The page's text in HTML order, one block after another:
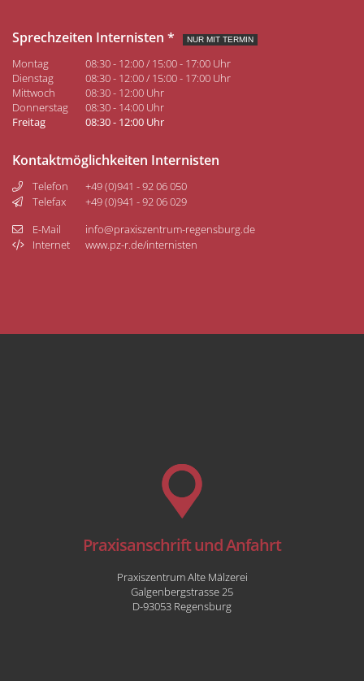
Sprechzeiten Internisten * NUR MIT TERMIN
Montag
08:30 - 12:00 / 15:00 - 17:00 Uhr
Dienstag
08:30 - 12:00 / 15:00 - 17:00 Uhr
Mittwoch
08:30 - 12:00 Uhr
Donnerstag
08:30 - 14:00 Uhr
Freitag
08:30 - 12:00 Uhr
Kontaktmöglichkeiten Internisten
Telefon
+49 (0)941 - 92 06 050
Telefax
+49 (0)941 - 92 06 029
E-Mail
info@praxiszentrum-regensburg.de
Internet
www.pz-r.de/internisten
Praxisanschrift und Anfahrt
Praxiszentrum Alte Mälzerei
Galgenbergstrasse 25
D-93053 Regensburg